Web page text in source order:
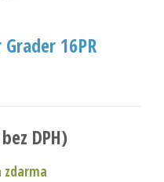
16PR
bez DPH)
zdarma